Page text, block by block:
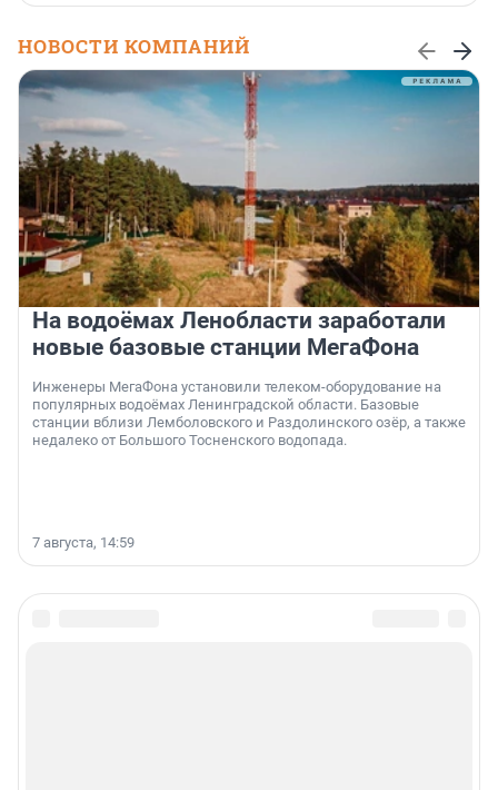
НОВОСТИ КОМПАНИЙ
На водоёмах Ленобласти заработали
новые базовые станции МегаФона
Инженеры МегаФона установили телеком-оборудование на
популярных водоёмах Ленинградской области. Базовые
станции вблизи Лемболовского и Раздолинского озёр, а также
недалеко от Большого Тосненского водопада.
7 августа, 14:59